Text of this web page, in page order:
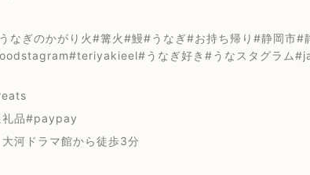
なぎのかがり火#篝火#鰻#うなぎ#お持ち帰り#静岡市
うなぎ好き#うなスタグラム
礼品#paypay
河ドラマ館から徒歩3分